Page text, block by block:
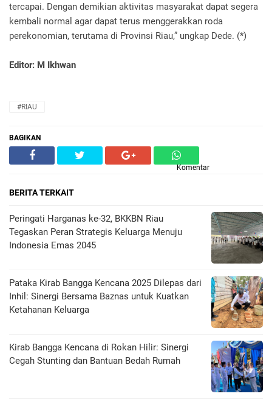
tercapai. Dengan demikian aktivitas masyarakat dapat segera
kembali normal agar dapat terus menggerakkan roda
perekonomian, terutama di Provinsi Riau,” ungkap Dede. (*)
Editor: M Ikhwan
#RIAU
BAGIKAN
Komentar
BERITA TERKAIT
Peringati Harganas ke-32, BKKBN Riau
Tegaskan Peran Strategis Keluarga Menuju
Indonesia Emas 2045
Pataka Kirab Bangga Kencana 2025 Dilepas dari
Inhil: Sinergi Bersama Baznas untuk Kuatkan
Ketahanan Keluarga
Kirab Bangga Kencana di Rokan Hilir: Sinergi
Cegah Stunting dan Bantuan Bedah Rumah